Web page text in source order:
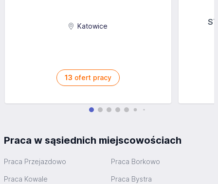
Katowice
13 ofert pracy
Praca w sąsiednich miejscowościach
Praca Przejazdowo Praca Borkowo
Praca Kowale Praca Bystra